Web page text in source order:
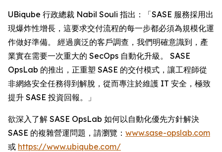
UBiqube 行政總裁 Nabil Souli 指出：「SASE 服務採用出
現爆炸性增長，這要求交付流程的每一步都必須為規模化運
作做好準備。 經過廣泛的客戶調查，我們明確意識到，產
業實在需要一次重大的 SecOps 自動化升級。 SASE
OpsLab 的推出，正重塑 SASE 的交付模式，讓工程師從
非網絡安全任務得到解脫，從而專注於維護 IT 安全，極致
提升 SASE 投資回報。」
欲深入了解 SASE OpsLab 如何以自動化優先方針解決
SASE 的複雜營運問題，請瀏覽： www.sase-opslab.com
或 https://www.ubiqube.com/